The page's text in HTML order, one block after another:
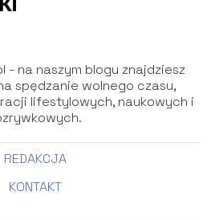
- na naszym blogu znajdziesz
spędzanie wolnego czasu,
lifestylowych, naukowych i
REDAKCJA
KONTAKT